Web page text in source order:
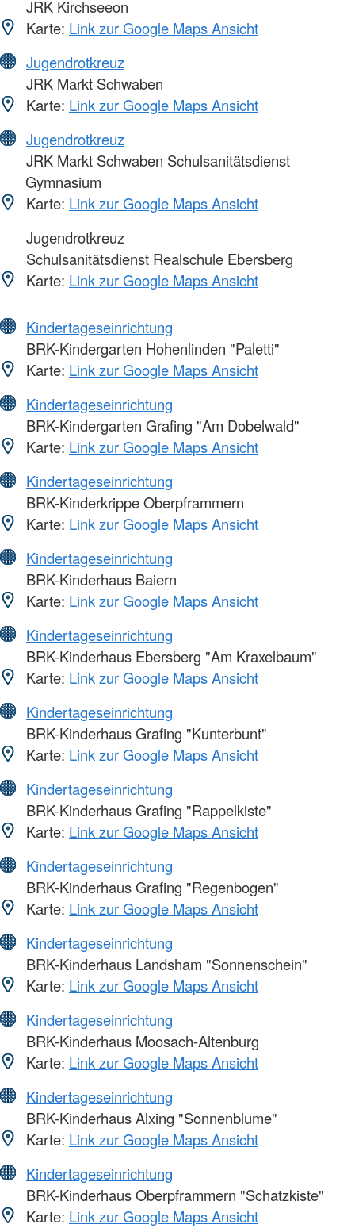
JRK Kirchseeon
Karte: Link zur Google Maps Ansicht
Jugendrotkreuz
JRK Markt Schwaben
Karte: Link zur Google Maps Ansicht
Jugendrotkreuz
JRK Markt Schwaben Schulsanitätsdienst
Gymnasium
Karte: Link zur Google Maps Ansicht
Jugendrotkreuz
Schulsanitätsdienst Realschule Ebersberg
Karte: Link zur Google Maps Ansicht
Kindertageseinrichtung
BRK-Kindergarten Hohenlinden "Paletti"
Karte: Link zur Google Maps Ansicht
Kindertageseinrichtung
BRK-Kindergarten Grafing "Am Dobelwald"
Karte: Link zur Google Maps Ansicht
Kindertageseinrichtung
BRK-Kinderkrippe Oberpframmern
Karte: Link zur Google Maps Ansicht
Kindertageseinrichtung
BRK-Kinderhaus Baiern
Karte: Link zur Google Maps Ansicht
Kindertageseinrichtung
BRK-Kinderhaus Ebersberg "Am Kraxelbaum"
Karte: Link zur Google Maps Ansicht
Kindertageseinrichtung
BRK-Kinderhaus Grafing "Kunterbunt"
Karte: Link zur Google Maps Ansicht
Kindertageseinrichtung
BRK-Kinderhaus Grafing "Rappelkiste"
Karte: Link zur Google Maps Ansicht
Kindertageseinrichtung
BRK-Kinderhaus Grafing "Regenbogen"
Karte: Link zur Google Maps Ansicht
Kindertageseinrichtung
BRK-Kinderhaus Landsham "Sonnenschein"
Karte: Link zur Google Maps Ansicht
Kindertageseinrichtung
BRK-Kinderhaus Moosach-Altenburg
Karte: Link zur Google Maps Ansicht
Kindertageseinrichtung
BRK-Kinderhaus Alxing "Sonnenblume"
Karte: Link zur Google Maps Ansicht
Kindertageseinrichtung
BRK-Kinderhaus Oberpframmern "Schatzkiste"
Karte: Link zur Google Maps Ansicht